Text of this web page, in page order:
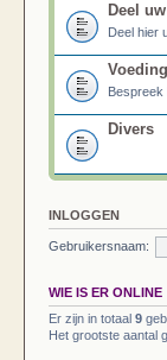
Deel
Deel hier
Bespreek
Divers
INLOGGEN
Gebruikersnaam:
WIE IS ER ONLINE
Er zijn in totaal 9
Het grootste aantal